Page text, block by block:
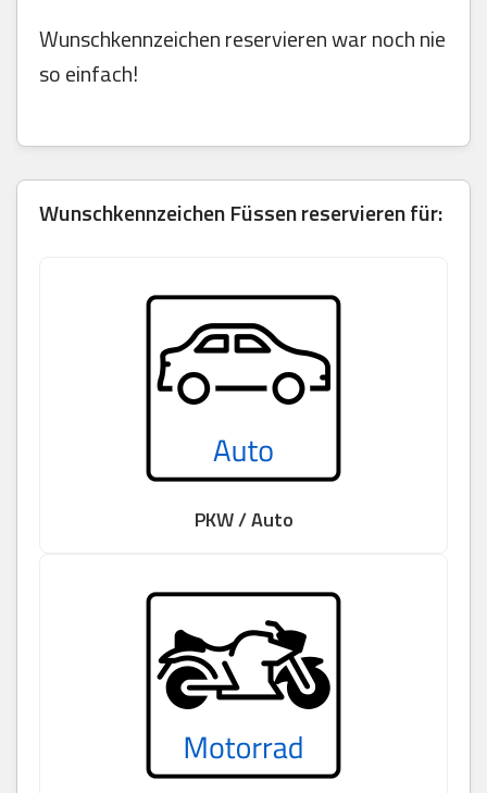
Wunschkennzeichen reservieren war noch nie
so einfach!
Wunschkennzeichen Füssen reservieren für:
PKW / Auto